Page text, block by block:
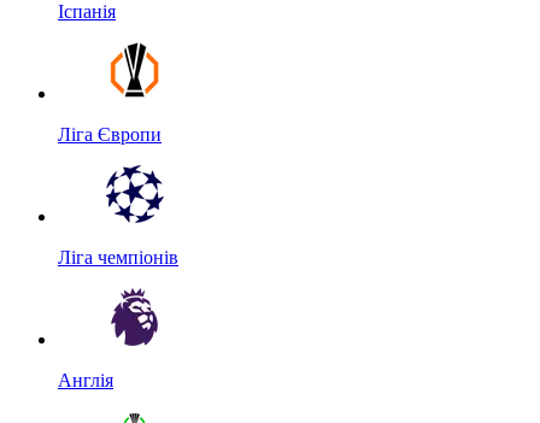
Іспанія
Ліга Європи
Ліга чемпіонів
Англія